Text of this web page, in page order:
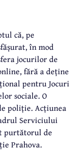
că, pe
în mod
jocurilor de
fără a deține
pentru Jocuri
sociale. O
poliție. Acțiunea
Serviciului
purtătorul de
Prahova.